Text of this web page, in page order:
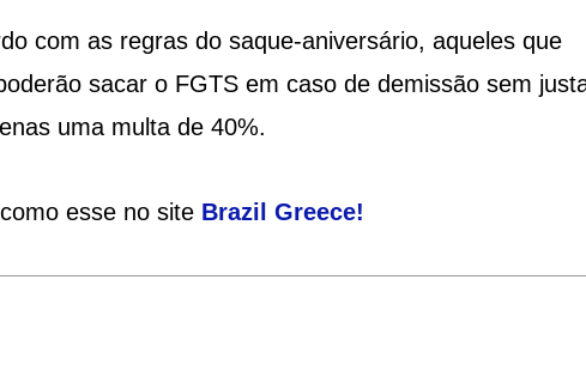
com as regras do saque-aniversário, aqueles que
sacar o FGTS em caso de demissão sem
uma multa de 40%.
esse no site Brazil Greece!